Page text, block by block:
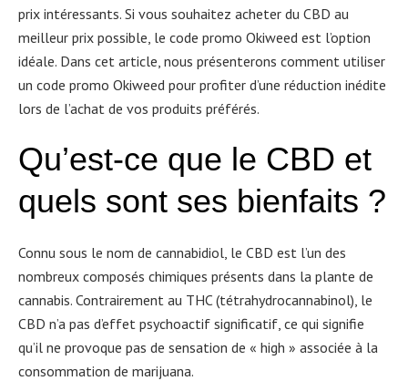
prix intéressants. Si vous souhaitez acheter du CBD au
meilleur prix possible, le code promo Okiweed est l’option
idéale. Dans cet article, nous présenterons comment utiliser
un code promo Okiweed pour profiter d’une réduction inédite
lors de l’achat de vos produits préférés.
Qu’est-ce que le CBD et
quels sont ses bienfaits ?
Connu sous le nom de cannabidiol, le CBD est l’un des
nombreux composés chimiques présents dans la plante de
cannabis. Contrairement au THC (tétrahydrocannabinol), le
CBD n’a pas d’effet psychoactif significatif, ce qui signifie
qu’il ne provoque pas de sensation de « high » associée à la
consommation de marijuana.